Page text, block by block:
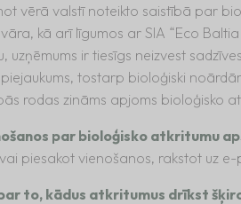
vērā valstī noteikto saistībā par
kā arī līgumos ar SIA “Eco
uzņēmums ir tiesīgs neizvest
tostarp bioloģiski
rodas zināms apjoms bioloģisko
par bioloģisko atkritumu
piesakot vienošanos, rakstot uz e-
to, kādus atkritumus drīkst